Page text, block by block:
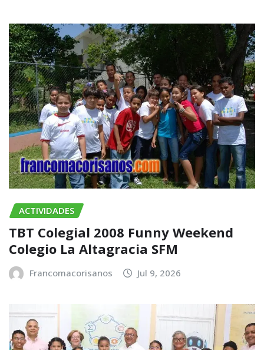
ACTIVIDADES
TBT Colegial 2008 Funny Weekend
Colegio La Altagracia SFM
Francomacorisanos Jul 9, 2026